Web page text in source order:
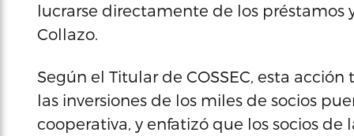
lucrarse directamente de los préstamos
Collazo.
Según el Titular de COSSEC, esta
las inversiones de los miles de socios
cooperativa, y enfatizó que los socios